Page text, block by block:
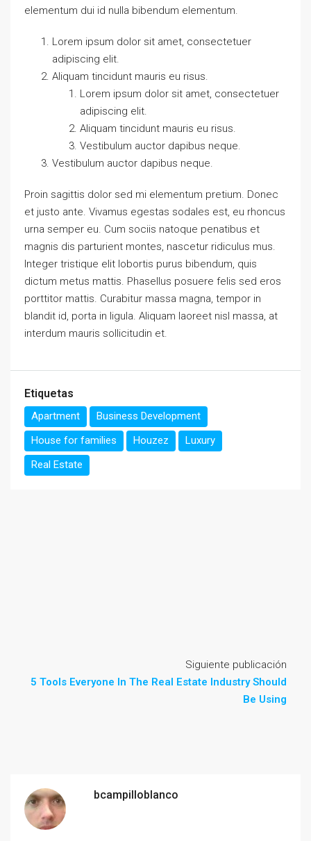
elementum dui id nulla bibendum elementum.
Lorem ipsum dolor sit amet, consectetuer
adipiscing elit.
Aliquam tincidunt mauris eu risus.
Lorem ipsum dolor sit amet, consectetuer
adipiscing elit.
Aliquam tincidunt mauris eu risus.
Vestibulum auctor dapibus neque.
Vestibulum auctor dapibus neque.
Proin sagittis dolor sed mi elementum pretium. Donec
et justo ante. Vivamus egestas sodales est, eu rhoncus
urna semper eu. Cum sociis natoque penatibus et
magnis dis parturient montes, nascetur ridiculus mus.
Integer tristique elit lobortis purus bibendum, quis
dictum metus mattis. Phasellus posuere felis sed eros
porttitor mattis. Curabitur massa magna, tempor in
blandit id, porta in ligula. Aliquam laoreet nisl massa, at
interdum mauris sollicitudin et.
Etiquetas
Apartment
Business Development
House for families
Houzez
Luxury
Real Estate
Siguiente publicación
5 Tools Everyone In The Real Estate Industry Should
Be Using
bcampilloblanco